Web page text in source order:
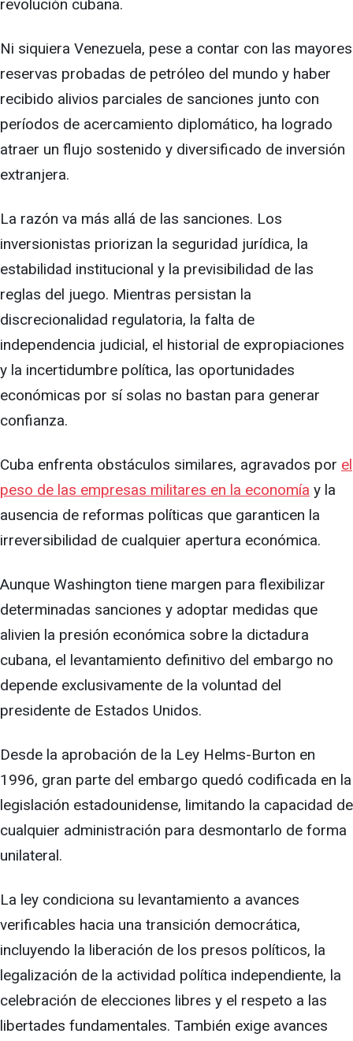
revolución cubana.
Ni siquiera Venezuela, pese a contar con las mayores
reservas probadas de petróleo del mundo y haber
recibido alivios parciales de sanciones junto con
períodos de acercamiento diplomático, ha logrado
atraer un flujo sostenido y diversificado de inversión
extranjera.
La razón va más allá de las sanciones. Los
inversionistas priorizan la seguridad jurídica, la
estabilidad institucional y la previsibilidad de las
reglas del juego. Mientras persistan la
discrecionalidad regulatoria, la falta de
independencia judicial, el historial de expropiaciones
y la incertidumbre política, las oportunidades
económicas por sí solas no bastan para generar
confianza.
Cuba enfrenta obstáculos similares, agravados por el
peso de las empresas militares en la economía y la
ausencia de reformas políticas que garanticen la
irreversibilidad de cualquier apertura económica.
Aunque Washington tiene margen para flexibilizar
determinadas sanciones y adoptar medidas que
alivien la presión económica sobre la dictadura
cubana, el levantamiento definitivo del embargo no
depende exclusivamente de la voluntad del
presidente de Estados Unidos.
Desde la aprobación de la Ley Helms-Burton en
1996, gran parte del embargo quedó codificada en la
legislación estadounidense, limitando la capacidad de
cualquier administración para desmontarlo de forma
unilateral.
La ley condiciona su levantamiento a avances
verificables hacia una transición democrática,
incluyendo la liberación de los presos políticos, la
legalización de la actividad política independiente, la
celebración de elecciones libres y el respeto a las
libertades fundamentales. También exige avances